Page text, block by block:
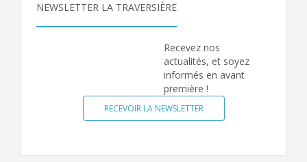
NEWSLETTER LA TRAVERSIÈRE
Recevez nos
actualités, et soyez
informés en avant
première !
RECEVOIR LA NEWSLETTER